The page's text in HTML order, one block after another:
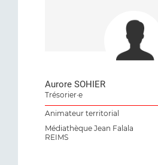
Aurore SOHIER
Trésorier·e
Animateur territorial
Médiathèque Jean Falala
REIMS